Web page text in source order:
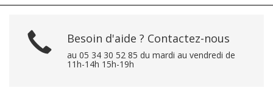
Besoin d'aide ? Contactez-nous
au 05 34 30 52 85 du mardi au vendredi de
11h-14h 15h-19h